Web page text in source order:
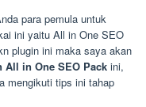
para pemula untuk
ini yaitu All in One SEO
plugin ini maka saya akan
in One SEO Pack ini,
mengikuti tips ini tahap